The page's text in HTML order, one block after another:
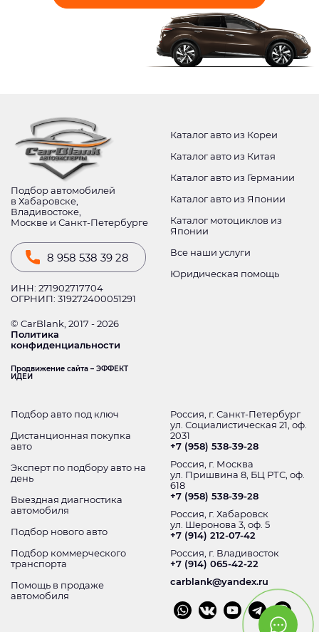
Подбор автомобилей
в Хабаровске,
Владивостоке,
Москве и Санкт-Петербурге
8 958 538 39 28
ИНН: 271902717704
ОГРНИП: 319272400051291
© CarBlank, 2017 - 2026
Политика
конфиденциальности
Продвижение сайта – ЭФФЕКТ
ИДЕИ
Каталог авто из Кореи
Каталог авто из Китая
Каталог авто из Германии
Каталог авто из Японии
Каталог мотоциклов из
Японии
Все наши услуги
Юридическая помощь
Подбор авто под ключ
Дистанционная покупка
авто
Эксперт по подбору авто на
день
Выездная диагностика
автомобиля
Подбор нового авто
Подбор коммерческого
транспорта
Помощь в продаже
автомобиля
Россия, г. Санкт-Петербург
ул. Социалистическая 21, оф.
2031
+7 (958) 538-39-28
Россия, г. Москва
ул. Пришвина 8, БЦ РТС, оф.
618
+7 (958) 538-39-28
Россия, г. Хабаровск
ул. Шеронова 3, оф. 5
+7 (914) 212-07-42
Россия, г. Владивосток
+7 (914) 065-42-22
carblank@yandex.ru